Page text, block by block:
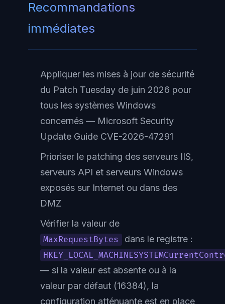
Recommandations
immédiates
Appliquer les mises à jour de sécurité
du Patch Tuesday de juin 2026 pour
tous les systèmes Windows
concernés — Microsoft Security
Update Guide CVE-2026-47291
Prioriser le patching des serveurs IIS,
serveurs API et serveurs Windows
exposés sur Internet ou dans des
DMZ
Vérifier la valeur de
MaxRequestBytes dans le registre :
— si la valeur est absente ou à la
valeur par défaut (16384), la
configuration atténuante est en place